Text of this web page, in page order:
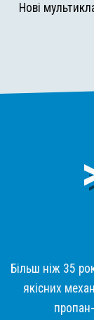
Нові
Більш ніж 35
якісних